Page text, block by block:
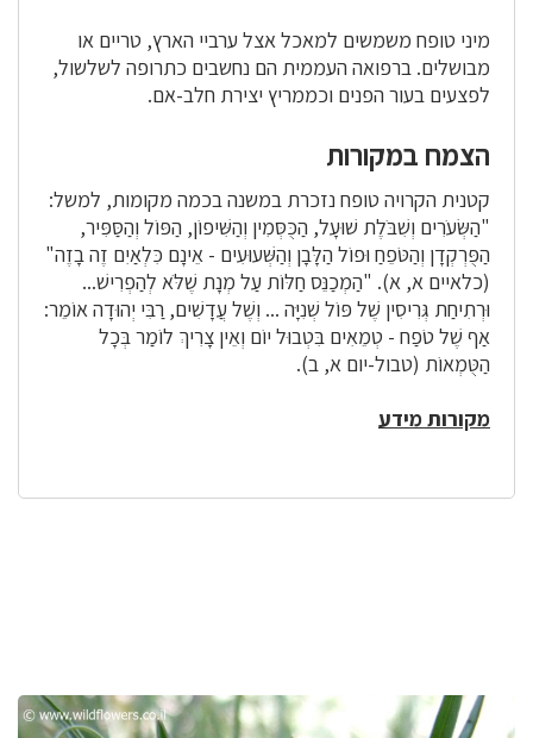
מיני טופח משמשים למאכל אצל ערביי הארץ, טריים או
מבושלים. ברפואה העממית הם נחשבים כתרופה לשלשול,
לפצעים בעור הפנים וכממריץ יצירת חלב-אם.
הצמח במקורות
קטנית הקרויה טופח נזכרת במשנה בכמה מקומות, למשל:
"הַשְּׂעֹרִים וְשִׁבֹּלֶת שׁוּעָל, הַכֻּסְּמִין וְהַשִּׁיפוֹן, הַפּוֹל וְהַסַּפִּיר,
הַפֻּרְקְדָן וְהַטֹּפֵחַ וּפוֹל הַלָּבָן וְהַשְּׁעוּעִים - אֵינָם כִּלְאַיִם זֶה בָזֶה"
(כלאיים א, א). "הַמְכַנֵּס חַלּוֹת עַל מְנָת שֶׁלֹּא לְהַפְרִישׁ...
וּרְתִיחַת גְּרִיסִין שֶׁל פּוֹל שְׁנִיָּה ... וְשֶׁל עֲדָשִׁים, רַבִּי יְהוּדָה אוֹמֵר:
אַף שֶׁל טֹפַח - טְמֵאִים בִּטְבוּל יוֹם וְאֵין צָרִיךְ לוֹמַר בְּכָל
הַטֻּמְאוֹת (טבול-יום א, ב).
מקורות מידע
תמונות